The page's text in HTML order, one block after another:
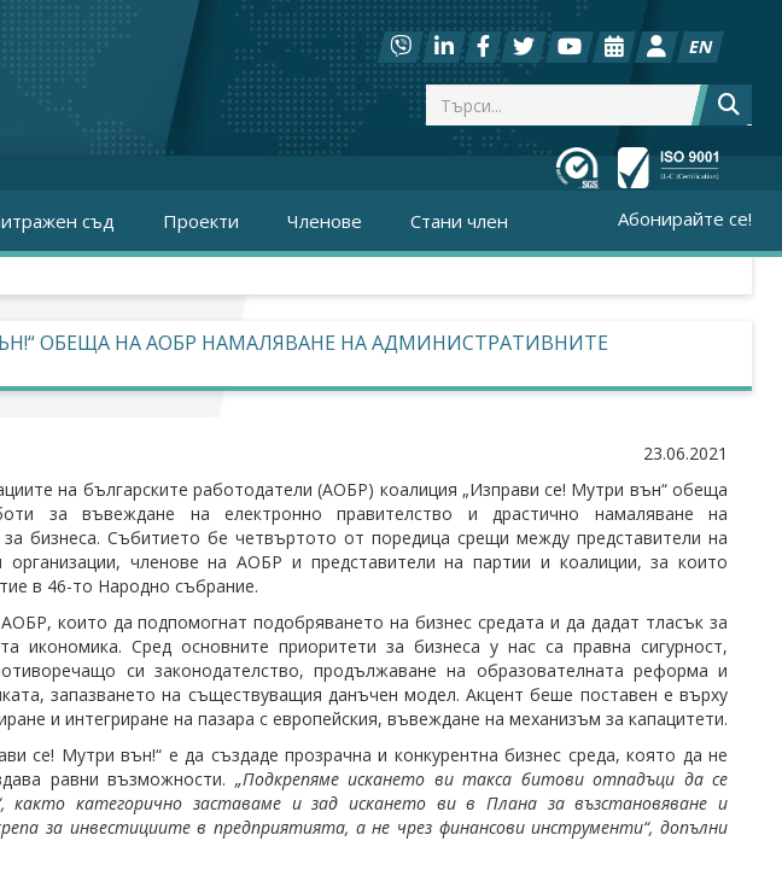
EN
съд Проекти Членове Стани член Абонирайте се!
ОБЕЩА НА АОБР НАМАЛЯВАНЕ НА АДМИНИСТРАТИВНИТЕ
23.06.2021
на българските работодатели (АОБР) коалиция „Изправи се! Мутри вън“ обеща
за въвеждане на електронно правителство и драстично намаляване на
бизнеса. Събитието бе четвъртото от поредица срещи между представители на
организации, членове на АОБР и представители на партии и коалиции, за които
в 46-то Народно събрание.
които да подпомогнат подобряването на бизнес средата и да дадат тласък за
икономика. Сред основните приоритети за бизнеса у нас са правна сигурност,
си законодателство, продължаване на образователната реформа и
запазването на съществуващия данъчен модел. Акцент беше поставен е върху
и интегриране на пазара с европейския, въвеждане на механизъм за капацитети.
се! Мутри вън!“ е да създаде прозрачна и конкурентна бизнес среда, която да не
равни възможности. „Подкрепяме искането ви такса битови отпадъци да се
както категорично заставаме и зад искането ви в Плана за възстановяване и
за инвестициите в предприятията, а не чрез финансови инструменти“, допълни